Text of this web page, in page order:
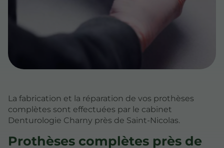
La fabrication et la réparation de vos prothèses
complètes sont effectuées par le cabinet
Denturologie Charny près de Saint-Nicolas.
Prothèses complètes près de